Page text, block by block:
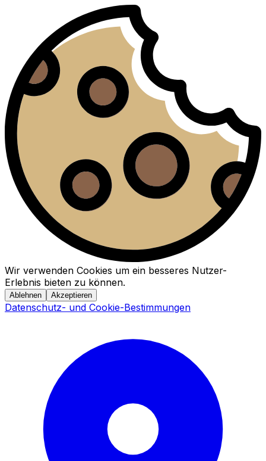
Wir verwenden Cookies um ein besseres Nutzer-
Erlebnis bieten zu können.
Ablehnen Akzeptieren
Datenschutz- und Cookie-Bestimmungen